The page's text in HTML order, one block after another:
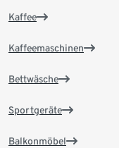
Kaffee
Kaffeemaschinen
Bettwäsche
Sportgeräte
Balkonmöbel